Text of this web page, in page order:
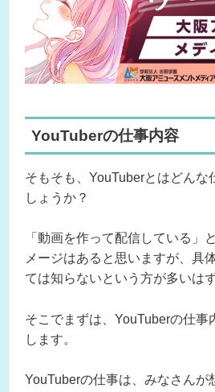
YouTuberの仕事内容
そもそも、YouTuberとはどんな
しょうか？
「動画を作って配信している」
メージはあると思いますが、具
ては知らないという方が多いはず
そこでまずは、YouTuberの仕事
します。
YouTuberの仕事は、みなさんが